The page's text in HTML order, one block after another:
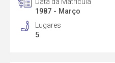
Data da Matrícula
1987 - Março
Lugares
5